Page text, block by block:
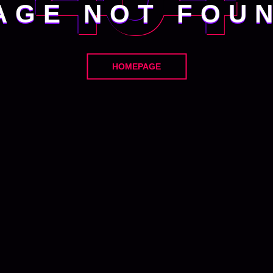
NOT
HOMEPAGE